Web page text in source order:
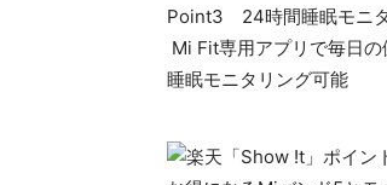
Point3 24時間睡眠モニ
Mi Fit専用アプリで毎日の
睡眠モニタリング可能